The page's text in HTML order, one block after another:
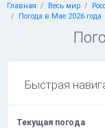
Главная Весь мир
Погода в Мае 2026 года
Быстрая
Текущая погода